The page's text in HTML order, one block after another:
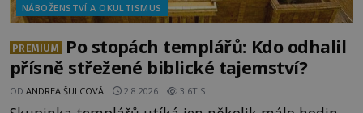
NÁBOŽENSTVÍ A OKULTISMUS
PREMIUM
Po stopách templářů: Kdo odhalil
přísně střežené biblické tajemství?
OD ANDREA ŠULCOVÁ 2.8.2026 3.6TIS